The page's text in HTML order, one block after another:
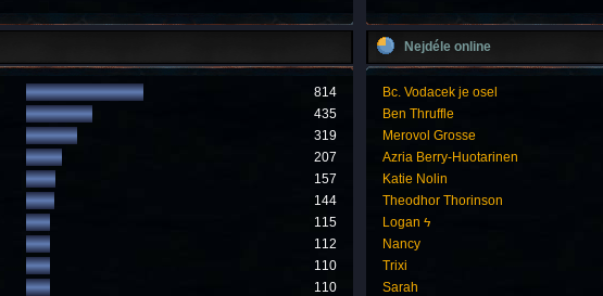
814
435
319
207
157
144
115
112
110
110
Nejdéle online
Bc. Vodacek je osel
Ben Thruffle
Merovol Grosse
Azria Berry-Huotarinen
Katie Nolin
Theodhor Thorinson
Logan ϟ
Nancy
Trixi
Sarah